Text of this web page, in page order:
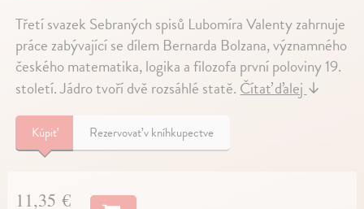
Třetí svazek Sebraných spisů Lubomíra Valenty zahrnuje
práce zabývající se dílem Bernarda Bolzana, významného
českého matematika, logika a filozofa první poloviny 19.
století. Jádro tvoří dvě rozsáhlé statě.Čítať ďalej↓
Kúpiť Rezervovať v kníhkupectve
11,35 €